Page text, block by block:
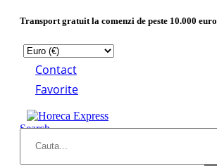
Transport gratuit la comenzi de peste 10.000 euro
Contact
Favorite
Search